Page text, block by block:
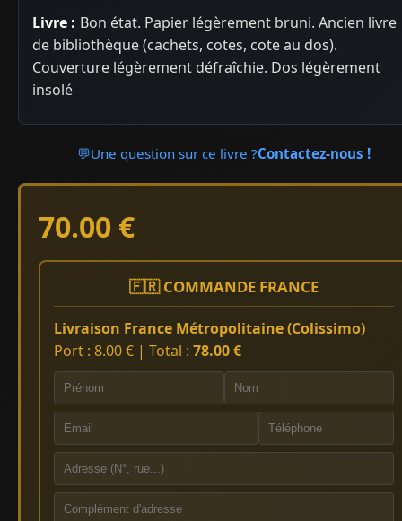
Livre : Bon état. Papier légèrement bruni. Ancien livre
de bibliothèque (cachets, cotes, cote au dos).
Couverture légèrement défraîchie. Dos légèrement
insolé
💬Une question sur ce livre ?Contactez-nous !
70.00 €
🇫🇷 COMMANDE FRANCE
Livraison France Métropolitaine (Colissimo)
Port : 8.00 € | Total : 78.00 €